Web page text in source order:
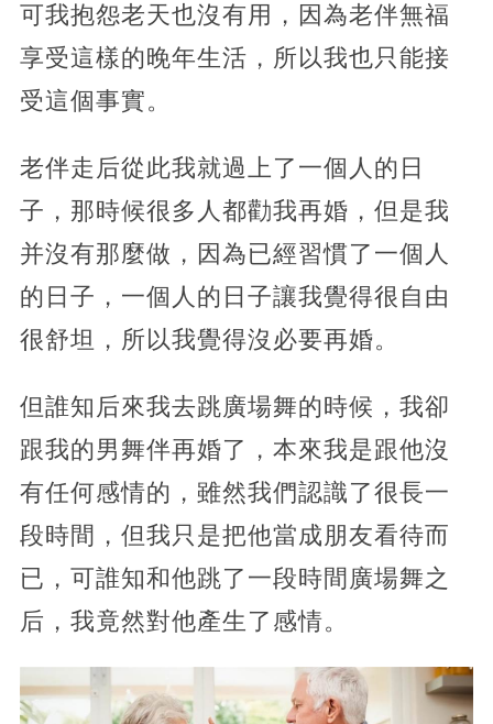
可我抱怨老天也沒有用，因為老伴無福
享受這樣的晚年生活，所以我也只能接
受這個事實。
老伴走后從此我就過上了一個人的日
子，那時候很多人都勸我再婚，但是我
并沒有那麼做，因為已經習慣了一個人
的日子，一個人的日子讓我覺得很自由
很舒坦，所以我覺得沒必要再婚。
但誰知后來我去跳廣場舞的時候，我卻
跟我的男舞伴再婚了，本來我是跟他沒
有任何感情的，雖然我們認識了很長一
段時間，但我只是把他當成朋友看待而
已，可誰知和他跳了一段時間廣場舞之
后，我竟然對他產生了感情。